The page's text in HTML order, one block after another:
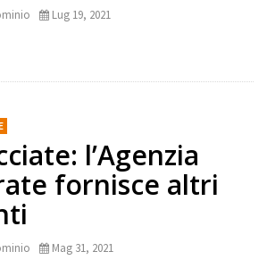
Lug 19, 2021
l’Agenzia
fornisce altri
Mag 31, 2021